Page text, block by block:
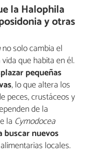
la Halophila
y otras
no solo cambia el
que habita en él.
pequeñas
, lo que altera los
peces, crustáceos y
de la
la Cymodocea
buscar nuevos
locales.